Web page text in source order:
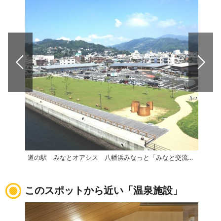
道の駅 みなとオアシス 八幡浜みなっと「みなと交流館」
このスポットから近い「温泉施設」